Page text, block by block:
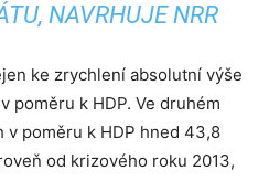
NAVRHUJE NRR
ke zrychlení absolutní výše
poměru k HDP. Ve druhém
poměru k HDP hned 43,8
od krizového roku 2013,